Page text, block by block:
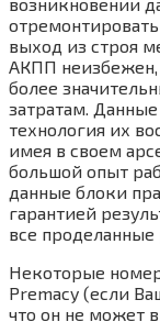
выход из строя
АКПП неизбежен,
более
затратам.
технология их
имея в своем
большой опыт
данные блоки
гарантией
все проделанные
Некоторые
Premacy (если
что он не может